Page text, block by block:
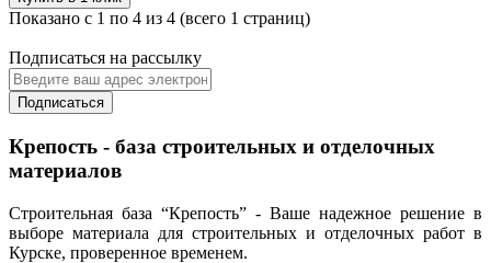
Показано с 1 по 4 из 4 (всего 1 страниц)
Подписаться на рассылку
Подписаться
Крепость - база строительных и отделочных
материалов
Строительная база “Крепость” - Ваше надежное решение в
выборе материала для строительных и отделочных работ в
Курске, проверенное временем.